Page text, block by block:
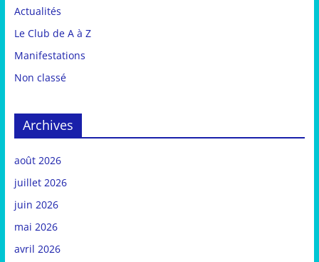
Actualités
Le Club de A à Z
Manifestations
Non classé
Archives
août 2026
juillet 2026
juin 2026
mai 2026
avril 2026